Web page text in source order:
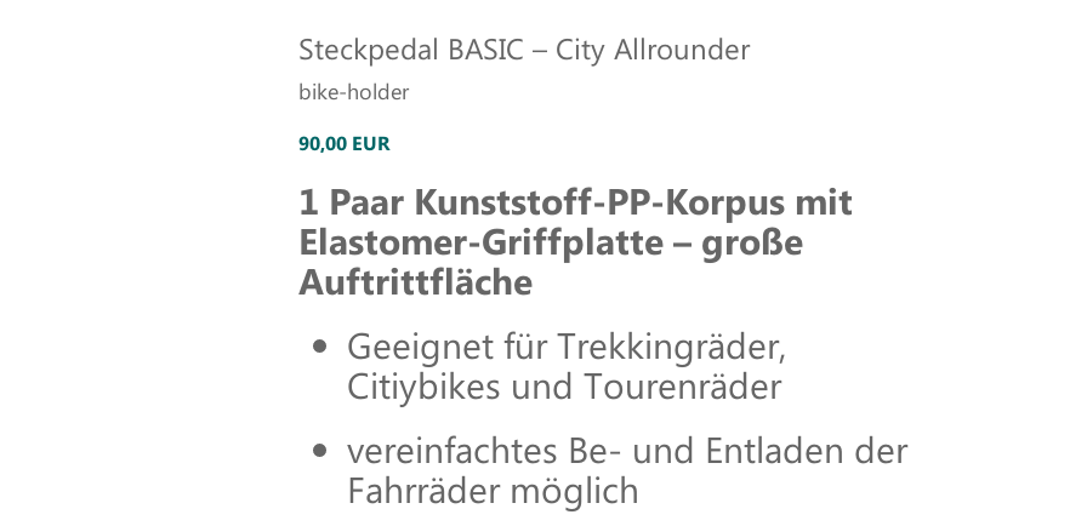
Steckpedal BASIC – City Allrounder
bike-holder
90,00 EUR
1 Paar Kunststoff-PP-Korpus mit
Elastomer-Griffplatte – große
Auftrittfläche
Geeignet für Trekkingräder,
Citiybikes und Tourenräder
vereinfachtes Be- und Entladen der
Fahrräder möglich